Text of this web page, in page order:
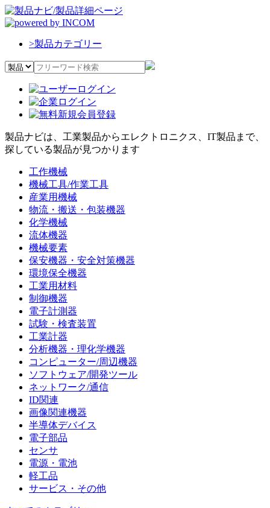
>製品カテゴリー
製品ナビは、工業製品からエレクトロニクス、IT製品まで、
探している製品が見つかります
工作機械
機械工具/作業工具
産業用機械
物流・搬送・包装機器
化学機械
流体機器
機械要素
保安機器・安全対策機器
環境保全機器
工業用材料
制御機器
電子計測器
試験・検査装置
工業計器
分析機器・理化学機器
コンピューター/周辺機器
ソフトウェア/開発ツール
ネットワーク/通信
ID関連
画像関連機器
半導体デバイス
電子部品
センサ
電源・電池
軽工品
サービス・その他